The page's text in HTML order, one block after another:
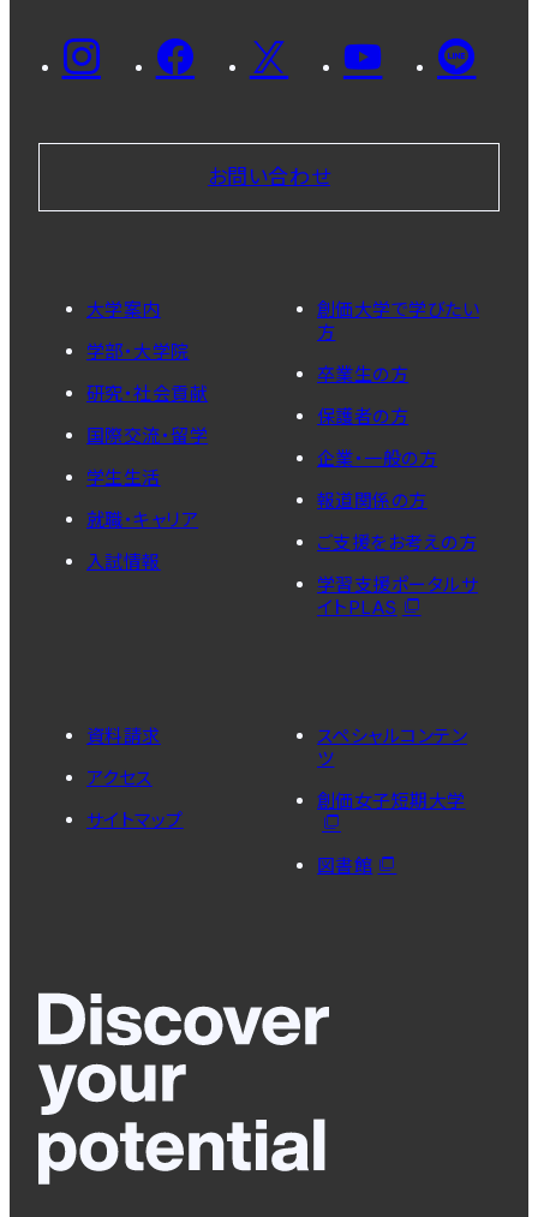
お問い合わせ
大学案内
学部・大学院
研究・社会貢献
国際交流・留学
学生生活
就職・キャリア
入試情報
創価大学で学びたい
方
卒業生の方
保護者の方
企業・一般の方
報道関係の方
ご支援をお考えの方
学習支援ポータルサ
イトPLAS
資料請求
アクセス
サイトマップ
スペシャルコンテン
ツ
創価女子短期大学
図書館